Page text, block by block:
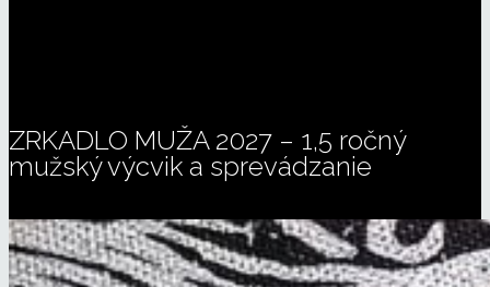
ZRKADLO MUŽA 2027 – 1,5 ročný
mužský výcvik a sprevádzanie